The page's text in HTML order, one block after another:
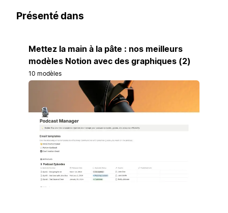
Présenté dans
Mettez la main à la pâte : nos meilleurs
modèles Notion avec des graphiques (2)
10 modèles